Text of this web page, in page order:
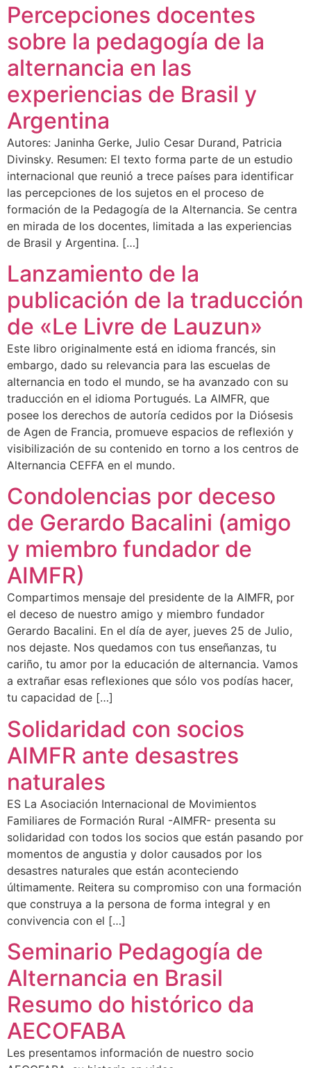
Percepciones docentes
sobre la pedagogía de la
alternancia en las
experiencias de Brasil y
Argentina
Autores: Janinha Gerke, Julio Cesar Durand, Patricia
Divinsky. Resumen: El texto forma parte de un estudio
internacional que reunió a trece países para identificar
las percepciones de los sujetos en el proceso de
formación de la Pedagogía de la Alternancia. Se centra
en mirada de los docentes, limitada a las experiencias
de Brasil y Argentina. […]
Lanzamiento de la
publicación de la traducción
de «Le Livre de Lauzun»
Este libro originalmente está en idioma francés, sin
embargo, dado su relevancia para las escuelas de
alternancia en todo el mundo, se ha avanzado con su
traducción en el idioma Portugués. La AIMFR, que
posee los derechos de autoría cedidos por la Diósesis
de Agen de Francia, promueve espacios de reflexión y
visibilización de su contenido en torno a los centros de
Alternancia CEFFA en el mundo.
Condolencias por deceso
de Gerardo Bacalini (amigo
y miembro fundador de
AIMFR)
Compartimos mensaje del presidente de la AIMFR, por
el deceso de nuestro amigo y miembro fundador
Gerardo Bacalini. En el día de ayer, jueves 25 de Julio,
nos dejaste. Nos quedamos con tus enseñanzas, tu
cariño, tu amor por la educación de alternancia. Vamos
a extrañar esas reflexiones que sólo vos podías hacer,
tu capacidad de […]
Solidaridad con socios
AIMFR ante desastres
naturales
ES La Asociación Internacional de Movimientos
Familiares de Formación Rural -AIMFR- presenta su
solidaridad con todos los socios que están pasando por
momentos de angustia y dolor causados por los
desastres naturales que están aconteciendo
últimamente. Reitera su compromiso con una formación
que construya a la persona de forma integral y en
convivencia con el […]
Seminario Pedagogía de
Alternancia en Brasil
Resumo do histórico da
AECOFABA
Les presentamos información de nuestro socio